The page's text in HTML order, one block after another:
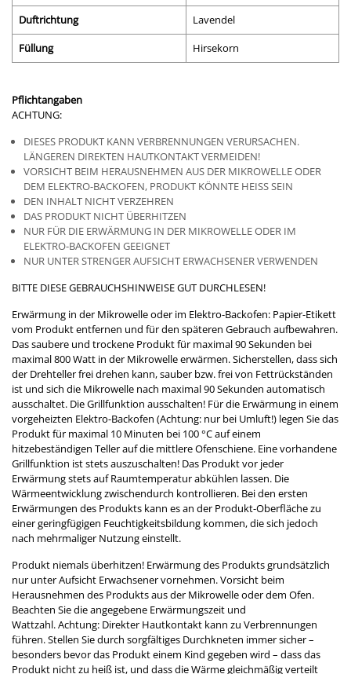
Duftrichtung
Lavendel
Füllung
Hirsekorn
Pflichtangaben
ACHTUNG:
DIESES PRODUKT KANN VERBRENNUNGEN VERURSACHEN.
LÄNGEREN DIREKTEN HAUTKONTAKT VERMEIDEN!
VORSICHT BEIM HERAUSNEHMEN AUS DER MIKROWELLE ODER
DEM ELEKTRO-BACKOFEN, PRODUKT KÖNNTE HEISS SEIN
DEN INHALT NICHT VERZEHREN
DAS PRODUKT NICHT ÜBERHITZEN
NUR FÜR DIE ERWÄRMUNG IN DER MIKROWELLE ODER IM
ELEKTRO-BACKOFEN GEEIGNET
NUR UNTER STRENGER AUFSICHT ERWACHSENER VERWENDEN
BITTE DIESE GEBRAUCHSHINWEISE GUT DURCHLESEN!
Erwärmung in der Mikrowelle oder im Elektro-Backofen: Papier-Etikett
vom Produkt entfernen und für den späteren Gebrauch aufbewahren.
Das saubere und trockene Produkt für maximal 90 Sekunden bei
maximal 800 Watt in der Mikrowelle erwärmen. Sicherstellen, dass sich
der Drehteller frei drehen kann, sauber bzw. frei von Fettrückständen
ist und sich die Mikrowelle nach maximal 90 Sekunden automatisch
ausschaltet. Die Grillfunktion ausschalten! Für die Erwärmung in einem
vorgeheizten Elektro-Backofen (Achtung: nur bei Umluft!) legen Sie das
Produkt für maximal 10 Minuten bei 100 °C auf einem
hitzebeständigen Teller auf die mittlere Ofenschiene. Eine vorhandene
Grillfunktion ist stets auszuschalten! Das Produkt vor jeder
Erwärmung stets auf Raumtemperatur abkühlen lassen. Die
Wärmeentwicklung zwischendurch kontrollieren. Bei den ersten
Erwärmungen des Produkts kann es an der Produkt-Oberfläche zu
einer geringfügigen Feuchtigkeitsbildung kommen, die sich jedoch
nach mehrmaliger Nutzung einstellt.
Produkt niemals überhitzen! Erwärmung des Produkts grundsätzlich
nur unter Aufsicht Erwachsener vornehmen. Vorsicht beim
Herausnehmen des Produkts aus der Mikrowelle oder dem Ofen.
Beachten Sie die angegebene Erwärmungszeit und
Wattzahl. Achtung: Direkter Hautkontakt kann zu Verbrennungen
führen. Stellen Sie durch sorgfältiges Durchkneten immer sicher –
besonders bevor das Produkt einem Kind gegeben wird – dass das
Produkt nicht zu heiß ist, und dass die Wärme gleichmäßig verteilt